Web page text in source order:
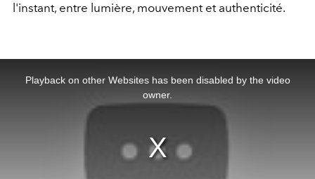
l'instant, entre lumière, mouvement et authenticité.
Playback on other Websites has been disabled by the video
owner.